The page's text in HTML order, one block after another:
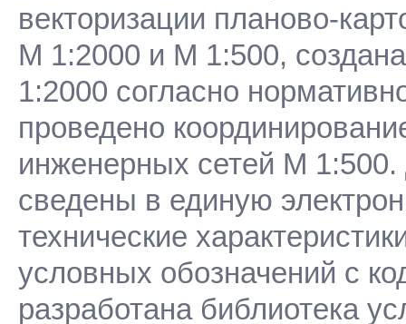
векторизации планово-
М 1:2000 и М 1:500,
1:2000 согласно
проведено
инженерных сетей М
сведены в единую
технические
условных обозначений с
разработана библиотека